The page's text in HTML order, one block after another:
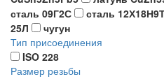
сталь 09Г2С
сталь
25Л
чугун
Тип присоединения
ISO 228
Размер резьбы